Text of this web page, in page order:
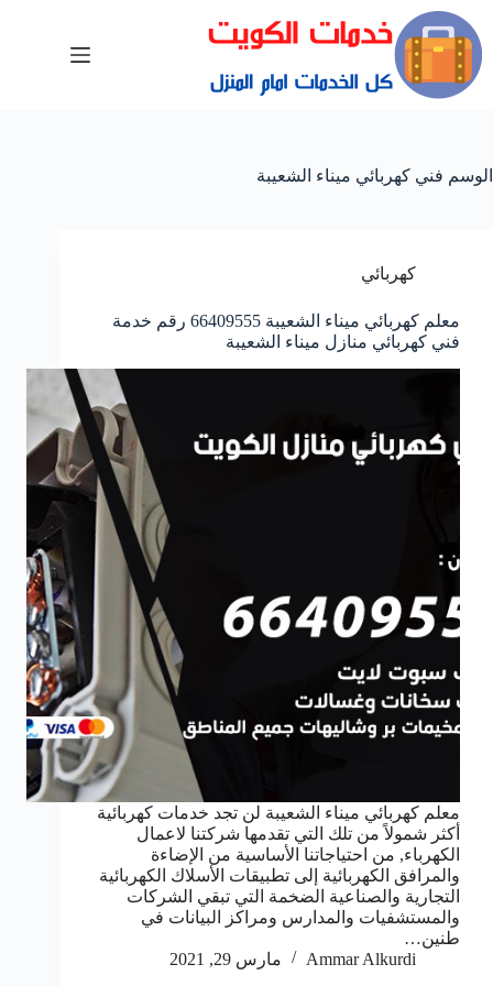
الوسم فني كهربائي ميناء الشعيبة
كهربائي
معلم كهربائي ميناء الشعيبة 66409555 رقم خدمة
فني كهربائي منازل ميناء الشعيبة
معلم كهربائي ميناء الشعيبة لن تجد خدمات كهربائية
أكثر شمولاً من تلك التي تقدمها شركتنا لاعمال
الكهرباء, من احتياجاتنا الأساسية من الإضاءة
والمرافق الكهربائية إلى تطبيقات الأسلاك الكهربائية
التجارية والصناعية الضخمة التي تبقي الشركات
والمستشفيات والمدارس ومراكز البيانات في
طنين…
Ammar Alkurdi
مارس 29, 2021